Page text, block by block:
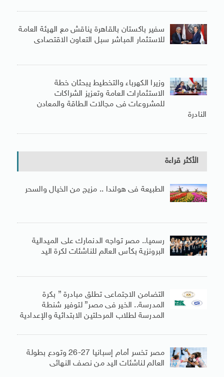
سفير باكستان بالقاهرة يناقش مع الهيئة العامة
للاستثمار المباشر سبل التعاون الاقتصادى
وزيرا الكهرباء والتخطيط يبحثان خطة
الاستثمارات العامة وتعزيز الشراكات
للمشروعات فى مجالات الطاقة والمعادن
النادرة
الأكثر قراءة
الطبيعة فى هولندا .. مزيج من الخيال والسحر
رسميا.. مصر تواجه الدنمارك على الميدالية
البرونزية بكأس العالم للناشئات لكرة اليد
التضامن الاجتماعى تطلق مبادرة ” بكرة
المدرسة.. الخير فى مصر” لتوفير شنطة
المدرسة لطلاب المرحلتين الابتدائية والإعدادية
مصر تخسر أمام إسبانيا 27-26 وتودع بطولة
العالم لناشئات اليد من نصف النهائى